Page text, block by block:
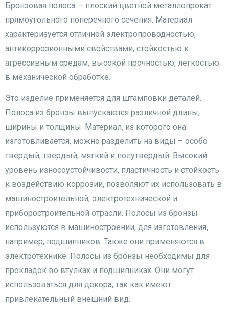
Бронзовая полоса — плоский цветной металлопрокат
прямоугольного поперечного сечения. Материал
характеризуется отличной электропроводностью,
антикоррозионными свойствами, стойкостью к
агрессивным средам, высокой прочностью, легкостью
в механической обработке.
Это изделие применяется для штамповки деталей.
Полоса из бронзы выпускаются различной длины,
ширины и толщины. Материал, из которого она
изготовливается, можно разделить на виды – особо
твердый, твердый, мягкий и полутвердый. Высокий
уровень износоустойчивости, пластичность и стойкость
к воздействию коррозии, позволяют их использовать в
машиностроительной, электротехнической и
приборостроительной отрасли. Полосы из бронзы
используются в машиностроении, для изготовления,
например, подшипников. Также они применяются в
электротехнике. Полосы из бронзы необходимы для
прокладок во втулках и подшипниках. Они могут
использоваться для декора, так как имеют
привлекательный внешний вид.